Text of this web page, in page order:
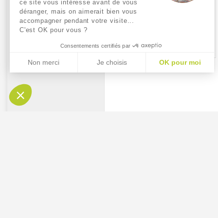
ce site vous intéresse avant de vous
déranger, mais on aimerait bien vous
accompagner pendant votre visite...
C'est OK pour vous ?
Consentements certifiés par
Non merci Je choisis OK pour moi
Notre plateforme vous permet d'adapter et de gérer
TABOULE THAI KG